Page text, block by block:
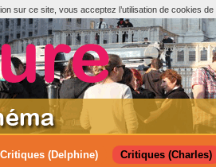
sur ce site, vous acceptez l’utilisation de cookies
Critiques (Delphine) Critiques (Charles)